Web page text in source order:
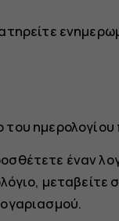
του
έναν
μεταβείτε
.